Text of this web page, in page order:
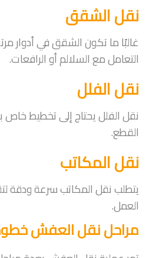
نقل الشقق
غالبًا ما تكون الشقق في أدوار
التعامل مع السلالم أو الرافعات.
نقل الفلل
نقل الفلل يحتاج إلى تخطيط خاص
القطع.
نقل المكاتب
يتطلب نقل المكاتب سرعة ودقة
العمل.
مراحل نقل العفش